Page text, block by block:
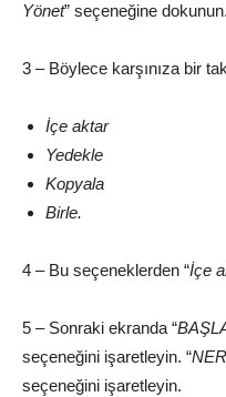
Yönet” seçeneğine dokunun.
3 – Böylece karşınıza bir
İçe aktar
Yedekle
Kopyala
Birle.
4 – Bu seçeneklerden “İçe
5 – Sonraki ekranda “
seçeneğini işaretleyin. “
seçeneğini işaretleyin.